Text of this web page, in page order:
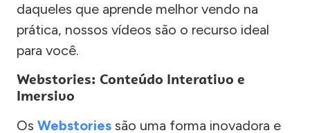
daqueles que aprende melhor vendo na
prática, nossos vídeos são o recurso ideal
para você.
Webstories: Conteúdo Interativo e
Imersivo
Os Webstories são uma forma inovadora e